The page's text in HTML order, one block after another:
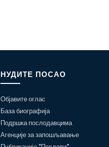
НУДИТЕ ПОСАО
Објавите оглас
База биографија
Подршка послодавцима
Агенције за запошљавање